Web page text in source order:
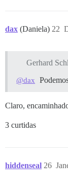
dax (Daniela) 22
Gerhard
@dax
Claro,
3 curtidas
hiddenseal 26